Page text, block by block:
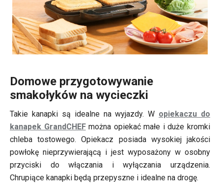
Domowe przygotowywanie
smakołyków na wycieczki
Takie kanapki są idealne na wyjazdy. W opiekaczu do
kanapek GrandCHEFmożna opiekać małe i duże kromki
chleba tostowego. Opiekacz posiada wysokiej jakości
powłokę nieprzywierającą i jest wyposażony w osobny
przyciski do włączania i wyłączania urządzenia.
Chrupiące kanapki będą przepyszne i idealne na drogę.